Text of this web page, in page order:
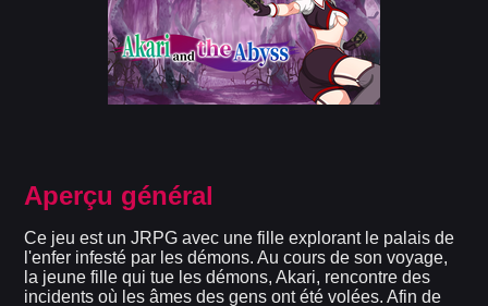
Aperçu général
Ce jeu est un JRPG avec une fille explorant le palais de
l'enfer infesté par les démons. Au cours de son voyage,
la jeune fille qui tue les démons, Akari, rencontre des
incidents où les âmes des gens ont été volées. Afin de